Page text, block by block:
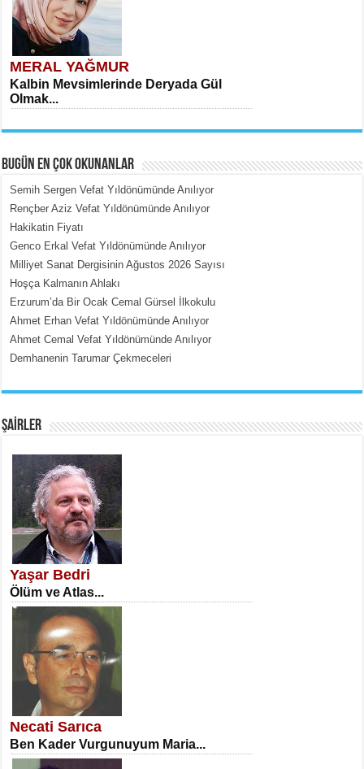
MERAL YAĞMUR
Kalbin Mevsimlerinde Deryada Gül
Olmak...
MEHMET ÇOBAN
İçerdeki Put Dışardaki Maskeler...
SATILMIŞ ÜMİT ÇETİNKAYA
Erkenlik...
NECLA DİLEK ARSLAN
Öğretmenler Günü Mahkemesi...
BUGÜN EN ÇOK OKUNANLAR
Semih Sergen Vefat Yıldönümünde Anılıyor
Rençber Aziz Vefat Yıldönümünde Anılıyor
Hakikatin Fiyatı
Genco Erkal Vefat Yıldönümünde Anılıyor
Milliyet Sanat Dergisinin Ağustos 2026 Sayısı
Hoşça Kalmanın Ahlakı
Erzurum’da Bir Ocak Cemal Gürsel İlkokulu
Ahmet Erhan Vefat Yıldönümünde Anılıyor
Ahmet Cemal Vefat Yıldönümünde Anılıyor
Demhanenin Tarumar Çekmeceleri
ŞAİRLER
Yaşar Bedri
Ölüm ve Atlas...
Necati Sarıca
Ben Kader Vurgunuyum Maria...